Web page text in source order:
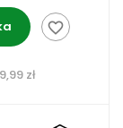
favorite_border
zł